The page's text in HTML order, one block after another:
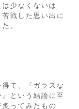
少なくないは
戦した思い出に
。
得て、『ガラスな
という結論に至
ってみたもの